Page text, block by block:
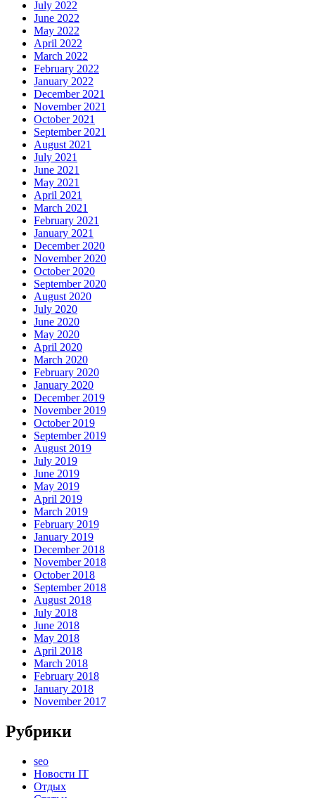
July 2022
June 2022
May 2022
April 2022
March 2022
February 2022
January 2022
December 2021
November 2021
October 2021
September 2021
August 2021
July 2021
June 2021
May 2021
April 2021
March 2021
February 2021
January 2021
December 2020
November 2020
October 2020
September 2020
August 2020
July 2020
June 2020
May 2020
April 2020
March 2020
February 2020
January 2020
December 2019
November 2019
October 2019
September 2019
August 2019
July 2019
June 2019
May 2019
April 2019
March 2019
February 2019
January 2019
December 2018
November 2018
October 2018
September 2018
August 2018
July 2018
June 2018
May 2018
April 2018
March 2018
February 2018
January 2018
November 2017
Рубрики
seo
Новости IT
Отдых